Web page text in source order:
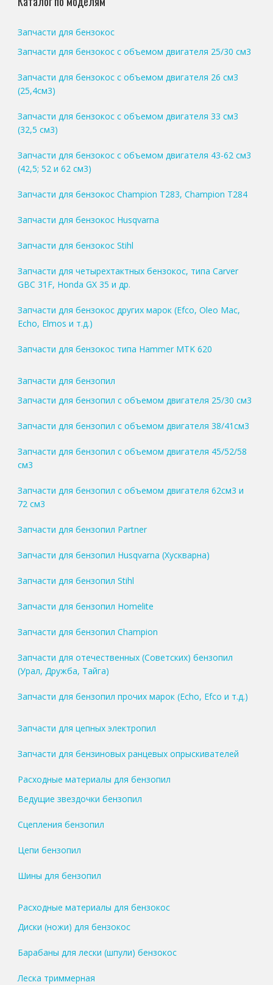
Запчасти для бензокос
Запчасти для бензокос с объемом двигателя 25/30 см3
Запчасти для бензокос с объемом двигателя 26 см3
(25,4см3)
Запчасти для бензокос с объемом двигателя 33 см3
(32,5 см3)
Запчасти для бензокос с объемом двигателя 43-62 см3
(42,5; 52 и 62 см3)
Запчасти для бензокос Champion T283, Champion T284
Запчасти для бензокос Husqvarna
Запчасти для бензокос Stihl
Запчасти для четырехтактных бензокос, типа Carver
GBC 31F, Honda GX 35 и др.
Запчасти для бензокос других марок (Efco, Oleo Mac,
Echo, Elmos и т.д.)
Запчасти для бензокос типа Hammer MTK 620
Запчасти для бензопил
Запчасти для бензопил с объемом двигателя 25/30 см3
Запчасти для бензопил с объемом двигателя 38/41см3
Запчасти для бензопил с объемом двигателя 45/52/58
см3
Запчасти для бензопил с объемом двигателя 62см3 и
72 см3
Запчасти для бензопил Partner
Запчасти для бензопил Husqvarna (Хускварна)
Запчасти для бензопил Stihl
Запчасти для бензопил Homelite
Запчасти для бензопил Champion
Запчасти для отечественных (Советских) бензопил
(Урал, Дружба, Тайга)
Запчасти для бензопил прочих марок (Echo, Efco и т.д.)
Запчасти для цепных электропил
Запчасти для бензиновых ранцевых опрыскивателей
Расходные материалы для бензопил
Ведущие звездочки бензопил
Сцепления бензопил
Цепи бензопил
Шины для бензопил
Расходные материалы для бензокос
Диски (ножи) для бензокос
Барабаны для лески (шпули) бензокос
Леска триммерная